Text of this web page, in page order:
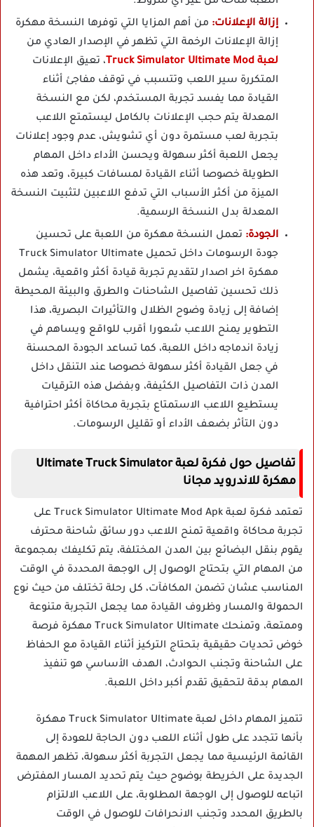
إزالة الإعلانات: من أهم المزايا التي توفرها النسخة مهكرة
إزالة الإعلانات الرخمة التي تظهر في الإصدار العادي من
لعبة Truck Simulator Ultimate Mod
، تعيق الإعلانات
المتكررة سير اللعب وتتسبب في توقف مفاجئ أثناء
القيادة مما يفسد تجربة المستخدم، لكن مع النسخة
المعدلة يتم حجب الإعلانات بالكامل ليستمتع اللاعب
بتجربة لعب مستمرة دون أي تشويش، عدم وجود إعلانات
يجعل اللعبة أكثر سهولة ويحسن الأداء داخل المهام
الطويلة خصوصا أثناء القيادة لمسافات كبيرة، وتعد هذه
الميزة من أكثر الأسباب التي تدفع اللاعبين لتثبيت النسخة
المعدلة بدل النسخة الرسمية.
الجودة: تعمل النسخة مهكرة من اللعبة على تحسين
جودة الرسومات داخل تحميل Truck Simulator Ultimate
مهكرة اخر اصدار لتقديم تجربة قيادة أكثر واقعية، يشمل
ذلك تحسين تفاصيل الشاحنات والطرق والبيئة المحيطة
إضافة إلى زيادة وضوح الظلال والتأثيرات البصرية، هذا
التطوير يمنح اللاعب شعورا أقرب للواقع ويساهم في
زيادة اندماجه داخل اللعبة، كما تساعد الجودة المحسنة
في جعل القيادة أكثر سهولة خصوصا عند التنقل داخل
المدن ذات التفاصيل الكثيفة، وبفضل هذه الترقيات
يستطيع اللاعب الاستمتاع بتجربة محاكاة أكثر احترافية
دون التأثر بضعف الأداء أو تقليل الرسومات.
تفاصيل حول فكرة لعبة Ultimate Truck Simulator
مهكرة للاندرويد مجانا
تعتمد فكرة لعبة Truck Simulator Ultimate Mod Apk على
تجربة محاكاة واقعية تمنح اللاعب دور سائق شاحنة محترف
يقوم بنقل البضائع بين المدن المختلفة، يتم تكليفك بمجموعة
من المهام التي بتحتاج الوصول إلى الوجهة المحددة في الوقت
المناسب عشان تضمن المكافآت، كل رحلة تختلف من حيث نوع
الحمولة والمسار وظروف القيادة مما يجعل التجربة متنوعة
وممتعة، وتمنحك Truck Simulator Ultimate مهكرة فرصة
خوض تحديات حقيقية بتحتاج التركيز أثناء القيادة مع الحفاظ
على الشاحنة وتجنب الحوادث، الهدف الأساسي هو تنفيذ
المهام بدقة لتحقيق تقدم أكبر داخل اللعبة.
تتميز المهام داخل لعبة Truck Simulator Ultimate مهكرة
بأنها تتجدد على طول أثناء اللعب دون الحاجة للعودة إلى
القائمة الرئيسية مما يجعل التجربة أكثر سهولة، تظهر المهمة
الجديدة على الخريطة بوضوح حيث يتم تحديد المسار المفترض
اتباعه للوصول إلى الوجهة المطلوبة، على اللاعب الالتزام
بالطريق المحدد وتجنب الانحرافات للوصول في الوقت